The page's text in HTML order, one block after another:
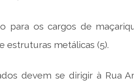
para os cargos de
estruturas metálicas (5).
devem se dirigir à Rua